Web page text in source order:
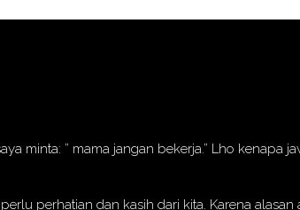
minta: ” mama jangan bekerja.” Lho
perhatian dan kasih dari kita. Karena